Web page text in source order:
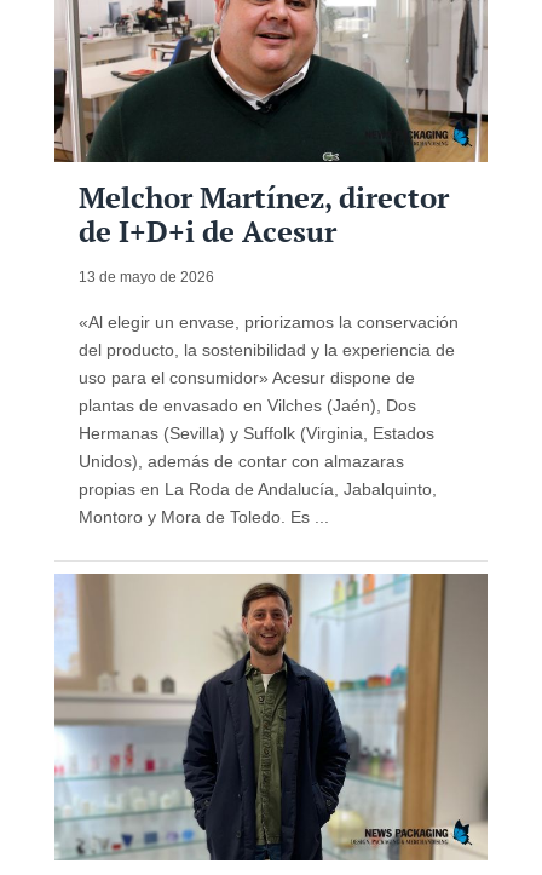
Melchor Martínez, director
de I+D+i de Acesur
13 de mayo de 2026
«Al elegir un envase, priorizamos la conservación
del producto, la sostenibilidad y la experiencia de
uso para el consumidor» Acesur dispone de
plantas de envasado en Vilches (Jaén), Dos
Hermanas (Sevilla) y Suffolk (Virginia, Estados
Unidos), además de contar con almazaras
propias en La Roda de Andalucía, Jabalquinto,
Montoro y Mora de Toledo. Es ...